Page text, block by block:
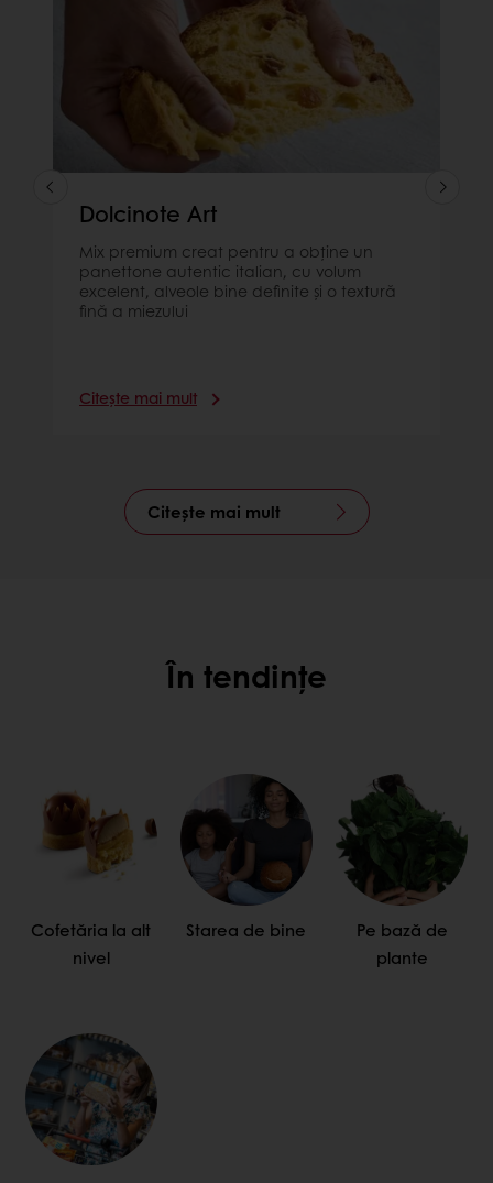
Dolcinote Art
Mix premium creat pentru a obține un
panettone autentic italian, cu volum
excelent, alveole bine definite și o textură
fină a miezului
Citește mai mult
Citește mai mult
În tendințe
Cofetăria la alt
nivel
Starea de bine
Pe bază de
plante